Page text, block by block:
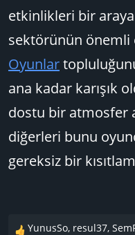
etkinlikleri bir
sektörünün
Oyunlar
ana kadar karışık
dostu bir atmosfer
diğerleri bunu
gereksiz bir
YunusSo, resul37,